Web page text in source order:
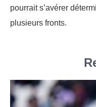
pourrait s’avérer
plusieurs fronts.